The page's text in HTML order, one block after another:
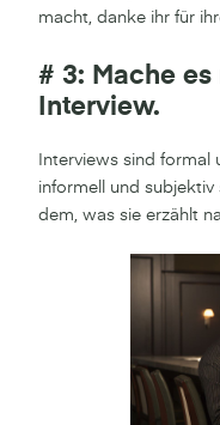
macht, danke ihr für
# 3: Mache
Interview.
Interviews sind
informell und subjektiv
dem, was sie erzählt